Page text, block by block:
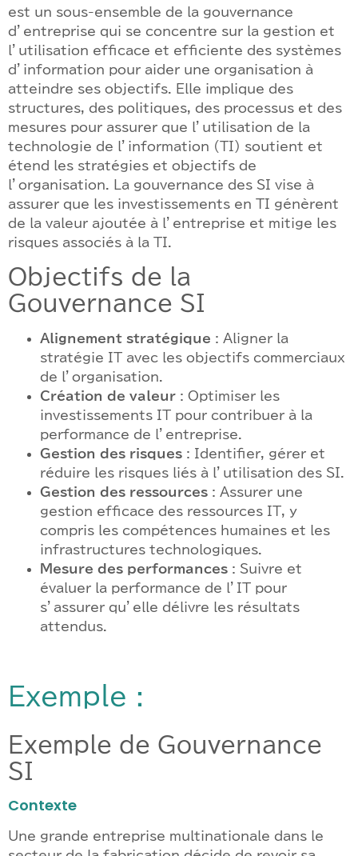
est un sous-ensemble de la gouvernance
d’entreprise qui se concentre sur la gestion et
l’utilisation efficace et efficiente des systèmes
d’information pour aider une organisation à
atteindre ses objectifs. Elle implique des
structures, des politiques, des processus et des
mesures pour assurer que l’utilisation de la
technologie de l’information (TI) soutient et
étend les stratégies et objectifs de
l’organisation. La gouvernance des SI vise à
assurer que les investissements en TI génèrent
de la valeur ajoutée à l’entreprise et mitige les
risques associés à la TI.
Objectifs de la
Gouvernance SI
Alignement stratégique : Aligner la
stratégie IT avec les objectifs commerciaux
de l’organisation.
Création de valeur : Optimiser les
investissements IT pour contribuer à la
performance de l’entreprise.
Gestion des risques : Identifier, gérer et
réduire les risques liés à l’utilisation des SI.
Gestion des ressources : Assurer une
gestion efficace des ressources IT, y
compris les compétences humaines et les
infrastructures technologiques.
Mesure des performances : Suivre et
évaluer la performance de l’IT pour
s’assurer qu’elle délivre les résultats
attendus.
Exemple :
Exemple de Gouvernance
SI
Contexte
Une grande entreprise multinationale dans le